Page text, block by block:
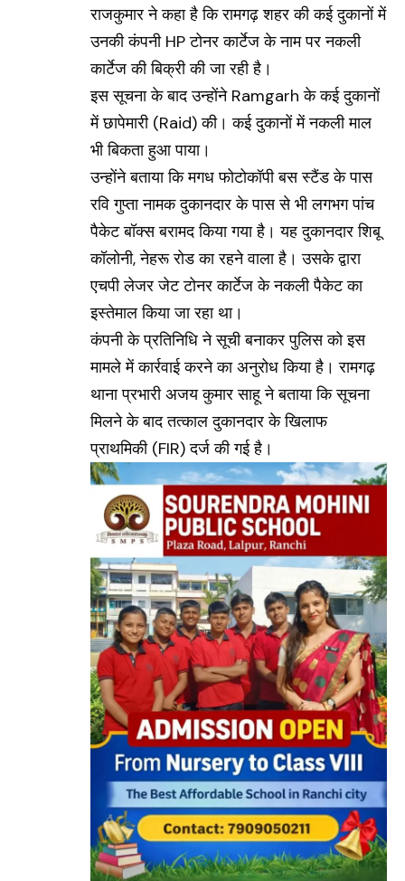
राजकुमार ने कहा है कि रामगढ़ शहर की कई दुकानों में
उनकी कंपनी HP टोनर कार्टेज के नाम पर नकली
कार्टेज की बिक्री की जा रही है।
इस सूचना के बाद उन्होंने Ramgarh के कई दुकानों
में छापेमारी (Raid) की। कई दुकानों में नकली माल
भी बिकता हुआ पाया।
उन्होंने बताया कि मगध फोटोकॉपी बस स्टैंड के पास
रवि गुप्ता नामक दुकानदार के पास से भी लगभग पांच
पैकेट बॉक्स बरामद किया गया है। यह दुकानदार शिबू
कॉलोनी, नेहरू रोड का रहने वाला है। उसके द्वारा
एचपी लेजर जेट टोनर कार्टेज के नकली पैकेट का
इस्तेमाल किया जा रहा था।
कंपनी के प्रतिनिधि ने सूची बनाकर पुलिस को इस
मामले में कार्रवाई करने का अनुरोध किया है। रामगढ़
थाना प्रभारी अजय कुमार साहू ने बताया कि सूचना
मिलने के बाद तत्काल दुकानदार के खिलाफ
प्राथमिकी (FIR) दर्ज की गई है।